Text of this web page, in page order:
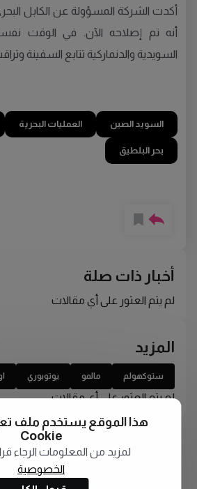
أكدت الشركة المسؤولة عن الكابل
أنه تم إصلاحه الآن. في الوقت
السويدية والدنماركية تتابع السفينة
السويد الصين العمليات البحرية
بحر البلطيق
أخبار ذات صلة
لم يتم العثور على أي مقالات
المزيد
ستوكهولم مالمو يوتوبوري
لم يتم العثور على أي مقالات
هذا الموقع يستخدم ملف
Cookie
لمزيد من المعلومات الرجاء
الخصوصية